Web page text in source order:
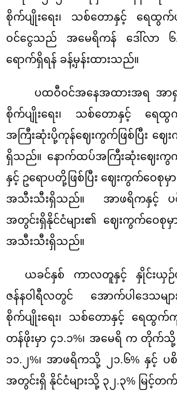
စိုက်ပျိုးရေး၊ သစ်တောနှင့် ရေထွက်ပ
ဝင်ငွေသည် အမေရိကန် ဒေါ်လာ ၆
ရောက်ရှိရန် ခန့်မှန်းထားသည်။
ပထဝီဝင်အနေအထားအရ အာ
စိုက်ပျိုးရေး၊ သစ်တောနှင့် ရေထွက်
အကြီးဆုံးပို့ကုန်ဈေးကွက်ဖြစ်ပြီး ဈေ
ရှိသည်။ နောက်ထပ်အကြီးဆုံးဈေးကွ
နှင့် ဥရောပတို့ဖြစ်ပြီး ဈေးကွက်ဝေစုမှ
အသီးသီးရှိသည်။ အာဖရိကနှင့် ပစိ
အတွင်းရှိနိုင်ငံများ၏ ဈေးကွက်ဝေစုမှ
အသီးသီးရှိသည်။
ယခင်နှစ် ကာလတူနှင့် နှိုင်းယှဉ်
ဇန်နဝါရီလတွင် အောက်ပါဒေသ
စိုက်ပျိုးရေး၊ သစ်တောနှင့် ရေထွက်
တန်ဖိုးမှာ ၄၁.၁%၊ အမေရိ က တိုက်သို့
၁၁.၂%၊ အာဖရိကသို့ ၂၁.၆% နှင့် ပ
အတွင်းရှိ နိုင်ငံများသို့ ၃၂.၃% မြင့်